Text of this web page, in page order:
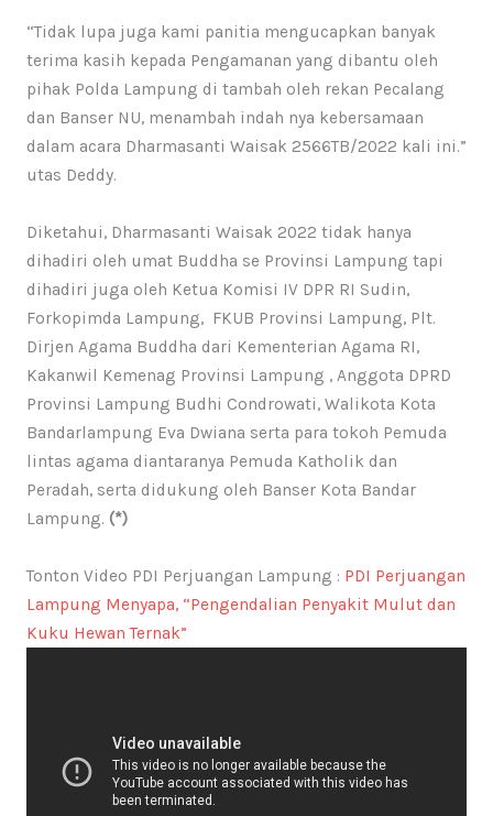
“Tidak lupa juga kami panitia mengucapkan banyak
terima kasih kepada Pengamanan yang dibantu oleh
pihak Polda Lampung di tambah oleh rekan Pecalang
dan Banser NU, menambah indah nya kebersamaan
dalam acara Dharmasanti Waisak 2566TB/2022 kali ini.”
utas Deddy.
Diketahui, Dharmasanti Waisak 2022 tidak hanya
dihadiri oleh umat Buddha se Provinsi Lampung tapi
dihadiri juga oleh Ketua Komisi IV DPR RI Sudin,
Forkopimda Lampung, FKUB Provinsi Lampung, Plt.
Dirjen Agama Buddha dari Kementerian Agama RI,
Kakanwil Kemenag Provinsi Lampung , Anggota DPRD
Provinsi Lampung Budhi Condrowati, Walikota Kota
Bandarlampung Eva Dwiana serta para tokoh Pemuda
lintas agama diantaranya Pemuda Katholik dan
Peradah, serta didukung oleh Banser Kota Bandar
Lampung. (*)
Tonton Video PDI Perjuangan Lampung : PDI Perjuangan
Lampung Menyapa, “Pengendalian Penyakit Mulut dan
Kuku Hewan Ternak”